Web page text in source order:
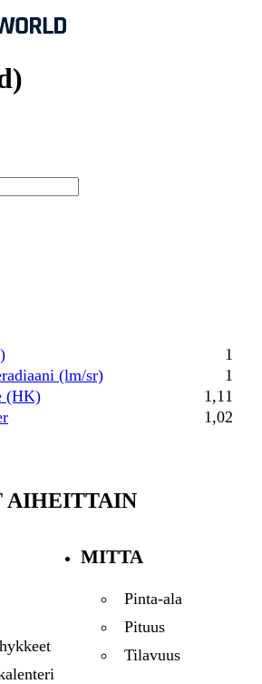
1
(lm/sr)
1
(HK)
1,11
1,02
AIHEITTAIN
MITTA
Pinta-ala
Pituus
Tilavuus